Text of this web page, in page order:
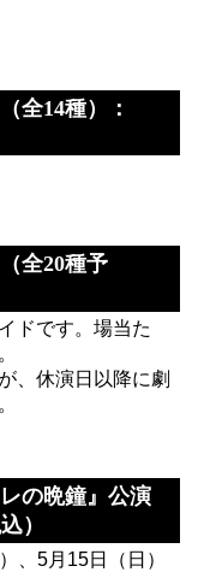
全14種）：
全20種予
ドです。場当た
、休演日以降に劇
の晩鐘』公演
）
、5月15日（日）